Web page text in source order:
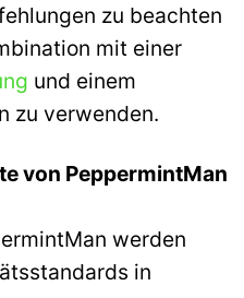
zu beachten
mit einer
und einem
zu verwenden.
von PeppermintMan
werden
in